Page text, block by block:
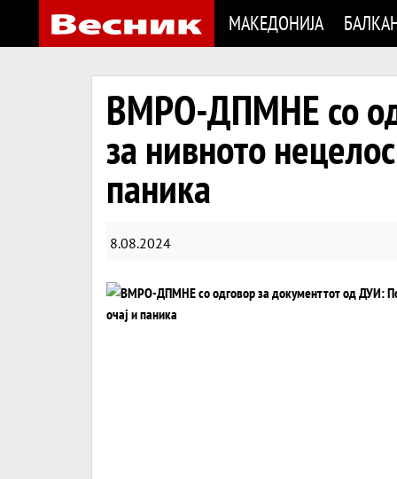
МАКЕДОНИЈА
ВМРО-ДПМНЕ со
за нивното
паника
8.08.2024